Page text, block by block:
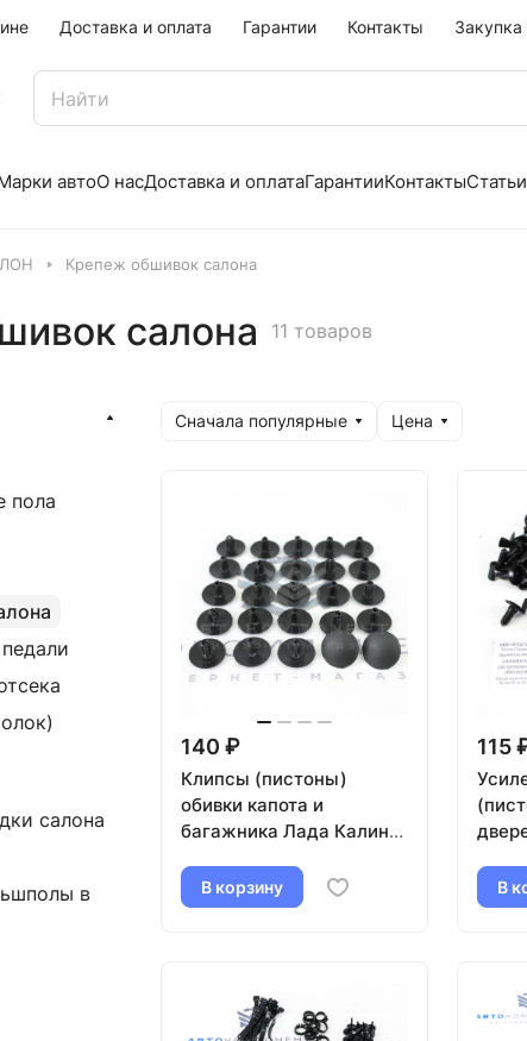
Доставка и оплата Гарантии Контакты
автоО насДоставка и оплатаГарантииКонтактыСтатьи
Крепеж обшивок салона
салона 11 товаров
Сначала популярные Цена
140 ₽
Клипсы (пистоны)
обивки капота и
багажника Лада Калина,
FL, Приора (25шт)
В корзину
115
В
пола
салона
в